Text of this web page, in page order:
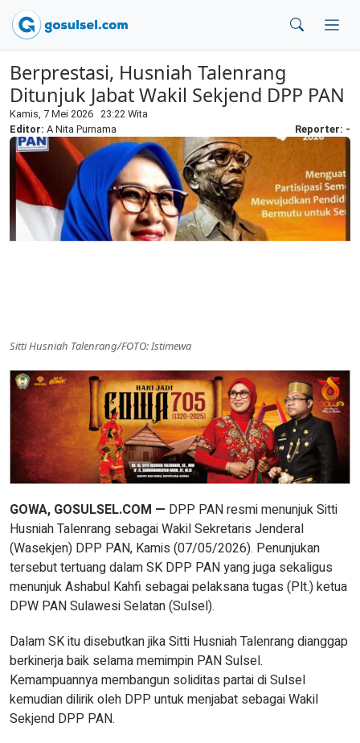
Berprestasi, Husniah Talenrang
Ditunjuk Jabat Wakil Sekjend DPP PAN
Kamis, 7 Mei 2026 23:22 Wita
Editor: A Nita Purnama Reporter: -
Sitti Husniah Talenrang/FOTO: Istimewa
GOWA, GOSULSEL.COM — DPP PAN resmi menunjuk Sitti
Husniah Talenrang sebagai Wakil Sekretaris Jenderal
(Wasekjen) DPP PAN, Kamis (07/05/2026). Penunjukan
tersebut tertuang dalam SK DPP PAN yang juga sekaligus
menunjuk Ashabul Kahfi sebagai pelaksana tugas (Plt.) ketua
DPW PAN Sulawesi Selatan (Sulsel).
Dalam SK itu disebutkan jika Sitti Husniah Talenrang dianggap
berkinerja baik selama memimpin PAN Sulsel.
Kemampuannya membangun soliditas partai di Sulsel
kemudian dilirik oleh DPP untuk menjabat sebagai Wakil
Sekjend DPP PAN.